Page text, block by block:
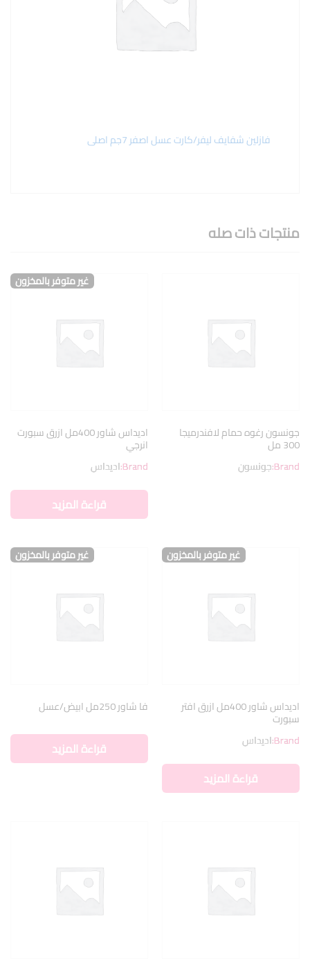
فازلين شفايف ليفر/كارت عسل اصفر 7جم اصلى
منتجات ذات صله
جونسون رغوه حمام لافندرميجا
300 مل
Brand:جونسون
غير متوفر بالمخزون
اديداس شاور 400مل ازرق سبورت
انرجي
Brand:اديداس
قراءة المزيد
غير متوفر بالمخزون
اديداس شاور 400مل ازرق افتر
سبورت
Brand:اديداس
قراءة المزيد
غير متوفر بالمخزون
فا شاور 250مل ابيض/عسل
قراءة المزيد